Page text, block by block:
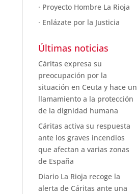
· Proyecto Hombre La Rioja
· Enlázate por la Justicia
Últimas noticias
Cáritas expresa su
preocupación por la
situación en Ceuta y hace un
llamamiento a la protección
de la dignidad humana
Cáritas activa su respuesta
ante los graves incendios
que afectan a varias zonas
de España
Diario La Rioja recoge la
alerta de Cáritas ante una